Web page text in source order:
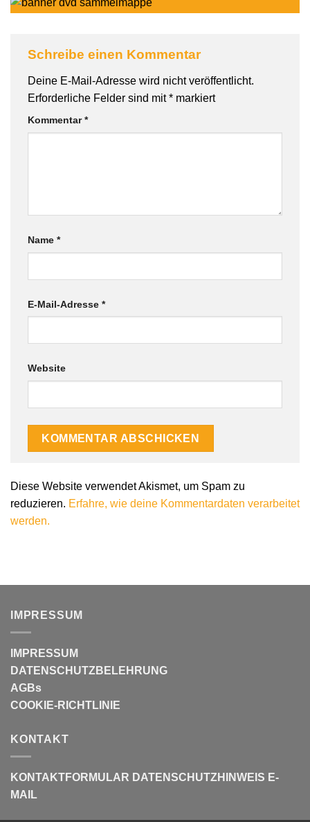
Schreibe einen Kommentar
Deine E-Mail-Adresse wird nicht veröffentlicht.
Erforderliche Felder sind mit* markiert
Kommentar*
Name *
E-Mail-Adresse *
Website
Diese Website verwendet Akismet, um Spam zu
reduzieren. Erfahre, wie deine Kommentardaten verarbeitet
werden.
IMPRESSUM
IMPRESSUM
DATENSCHUTZBELEHRUNG
AGBs
COOKIE-RICHTLINIE
KONTAKT
KONTAKTFORMULAR DATENSCHUTZHINWEIS E-
MAIL